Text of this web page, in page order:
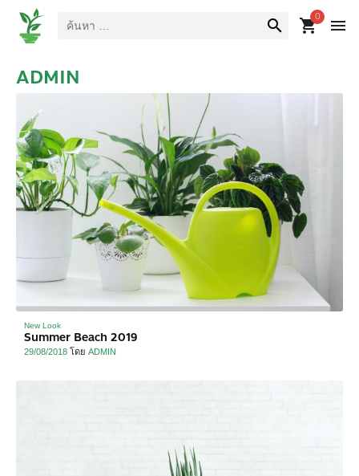
search shopping_cart0 menu
ADMIN
New Look
Summer Beach 2019
29/08/2018 โดย ADMIN